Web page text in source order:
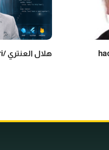
هلال العنتري /hilal alantari